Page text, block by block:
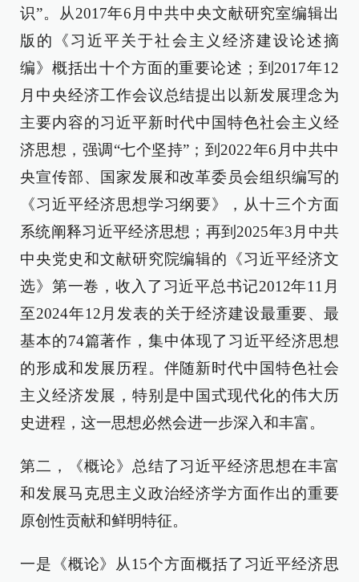
识”。从2017年6月中共中央文献研究室编辑出
版的《习近平关于社会主义经济建设论述摘
编》概括出十个方面的重要论述；到2017年12
月中央经济工作会议总结提出以新发展理念为
主要内容的习近平新时代中国特色社会主义经
济思想，强调“七个坚持”；到2022年6月中共中
央宣传部、国家发展和改革委员会组织编写的
《习近平经济思想学习纲要》，从十三个方面
系统阐释习近平经济思想；再到2025年3月中共
中央党史和文献研究院编辑的《习近平经济文
选》第一卷，收入了习近平总书记2012年11月
至2024年12月发表的关于经济建设最重要、最
基本的74篇著作，集中体现了习近平经济思想
的形成和发展历程。伴随新时代中国特色社会
主义经济发展，特别是中国式现代化的伟大历
史进程，这一思想必然会进一步深入和丰富。
第二，《概论》总结了习近平经济思想在丰富
和发展马克思主义政治经济学方面作出的重要
原创性贡献和鲜明特征。
一是《概论》从15个方面概括了习近平经济思